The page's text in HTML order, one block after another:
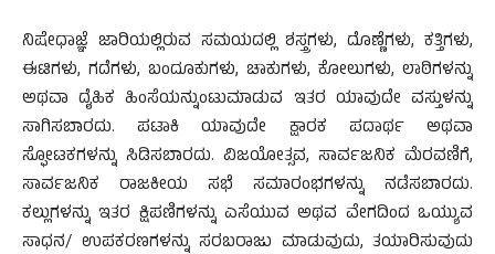
ನಿಷೇಧಾಜ್ಞೆ ಜಾರಿಯಲ್ಲಿರುವ ಸಮಯದಲ್ಲಿ ಶಸ್ತ್ರಗಳು, ದೊಣ್ಣೆಗಳು, ಕತ್ತಿಗಳು,
ಈಟಿಗಳು, ಗದೆಗಳು, ಬಂದೂಕುಗಳು, ಚಾಕುಗಳು, ಕೋಲುಗಳು, ಲಾಠಿಗಳನ್ನು
ಅಥವಾ ದೈಹಿಕ ಹಿಂಸೆಯನ್ನುಂಟುಮಾಡುವ ಇತರ ಯಾವುದೇ ವಸ್ತುಳನ್ನು
ಸಾಗಿಸಬಾರದು. ಪಟಾಕಿ ಯಾವುದೇ ಕ್ಷಾರಕ ಪದಾರ್ಥ ಅಥವಾ
ಸ್ಫೋಟಕಗಳನ್ನು ಸಿಡಿಸಬಾರದು. ವಿಜಯೋತ್ಸವ, ಸಾರ್ವಜನಿಕ ಮೆರವಣಿಗೆ,
ಸಾರ್ವಜನಿಕ ರಾಜಕೀಯ ಸಭೆ ಸಮಾರಂಭಗಳನ್ನು ನಡೆಸಬಾರದು.
ಕಲ್ಲುಗಳನ್ನು ಇತರ ಕ್ಷಿಪಣಿಗಳನ್ನು ಎಸೆಯುವ ಅಥವ ವೇಗದಿಂದ ಒಯ್ಯುವ
ಸಾಧನ/ ಉಪಕರಣಗಳನ್ನು ಸರಬರಾಜು ಮಾಡುವುದು, ತಯಾರಿಸುವುದು